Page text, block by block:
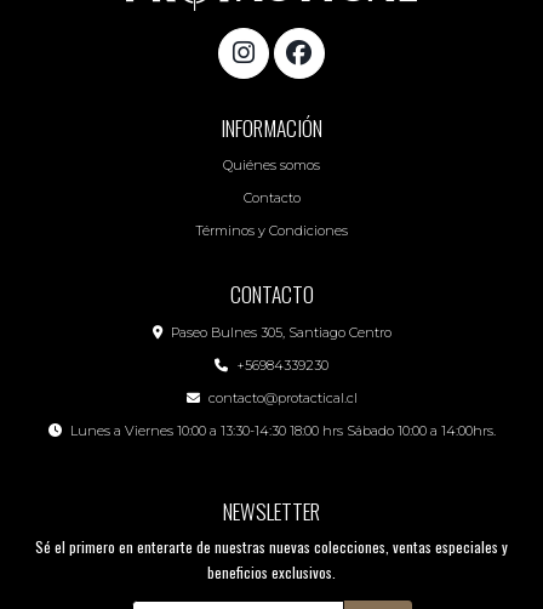
INFORMACIÓN
Quiénes somos
Contacto
Términos y Condiciones
CONTACTO
Paseo Bulnes 305, Santiago Centro
+56984339230
contacto@protactical.cl
Lunes a Viernes 10:00 a 13:30-14:30 18:00 hrs Sábado 10:00 a 14:00hrs.
NEWSLETTER
Sé el primero en enterarte de nuestras nuevas colecciones, ventas especiales y
beneficios exclusivos.